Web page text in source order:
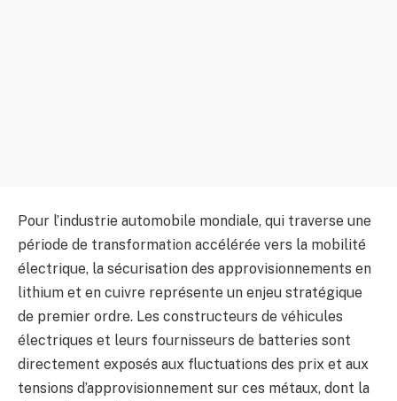
Pour l’industrie automobile mondiale, qui traverse une
période de transformation accélérée vers la mobilité
électrique, la sécurisation des approvisionnements en
lithium et en cuivre représente un enjeu stratégique
de premier ordre. Les constructeurs de véhicules
électriques et leurs fournisseurs de batteries sont
directement exposés aux fluctuations des prix et aux
tensions d’approvisionnement sur ces métaux, dont la